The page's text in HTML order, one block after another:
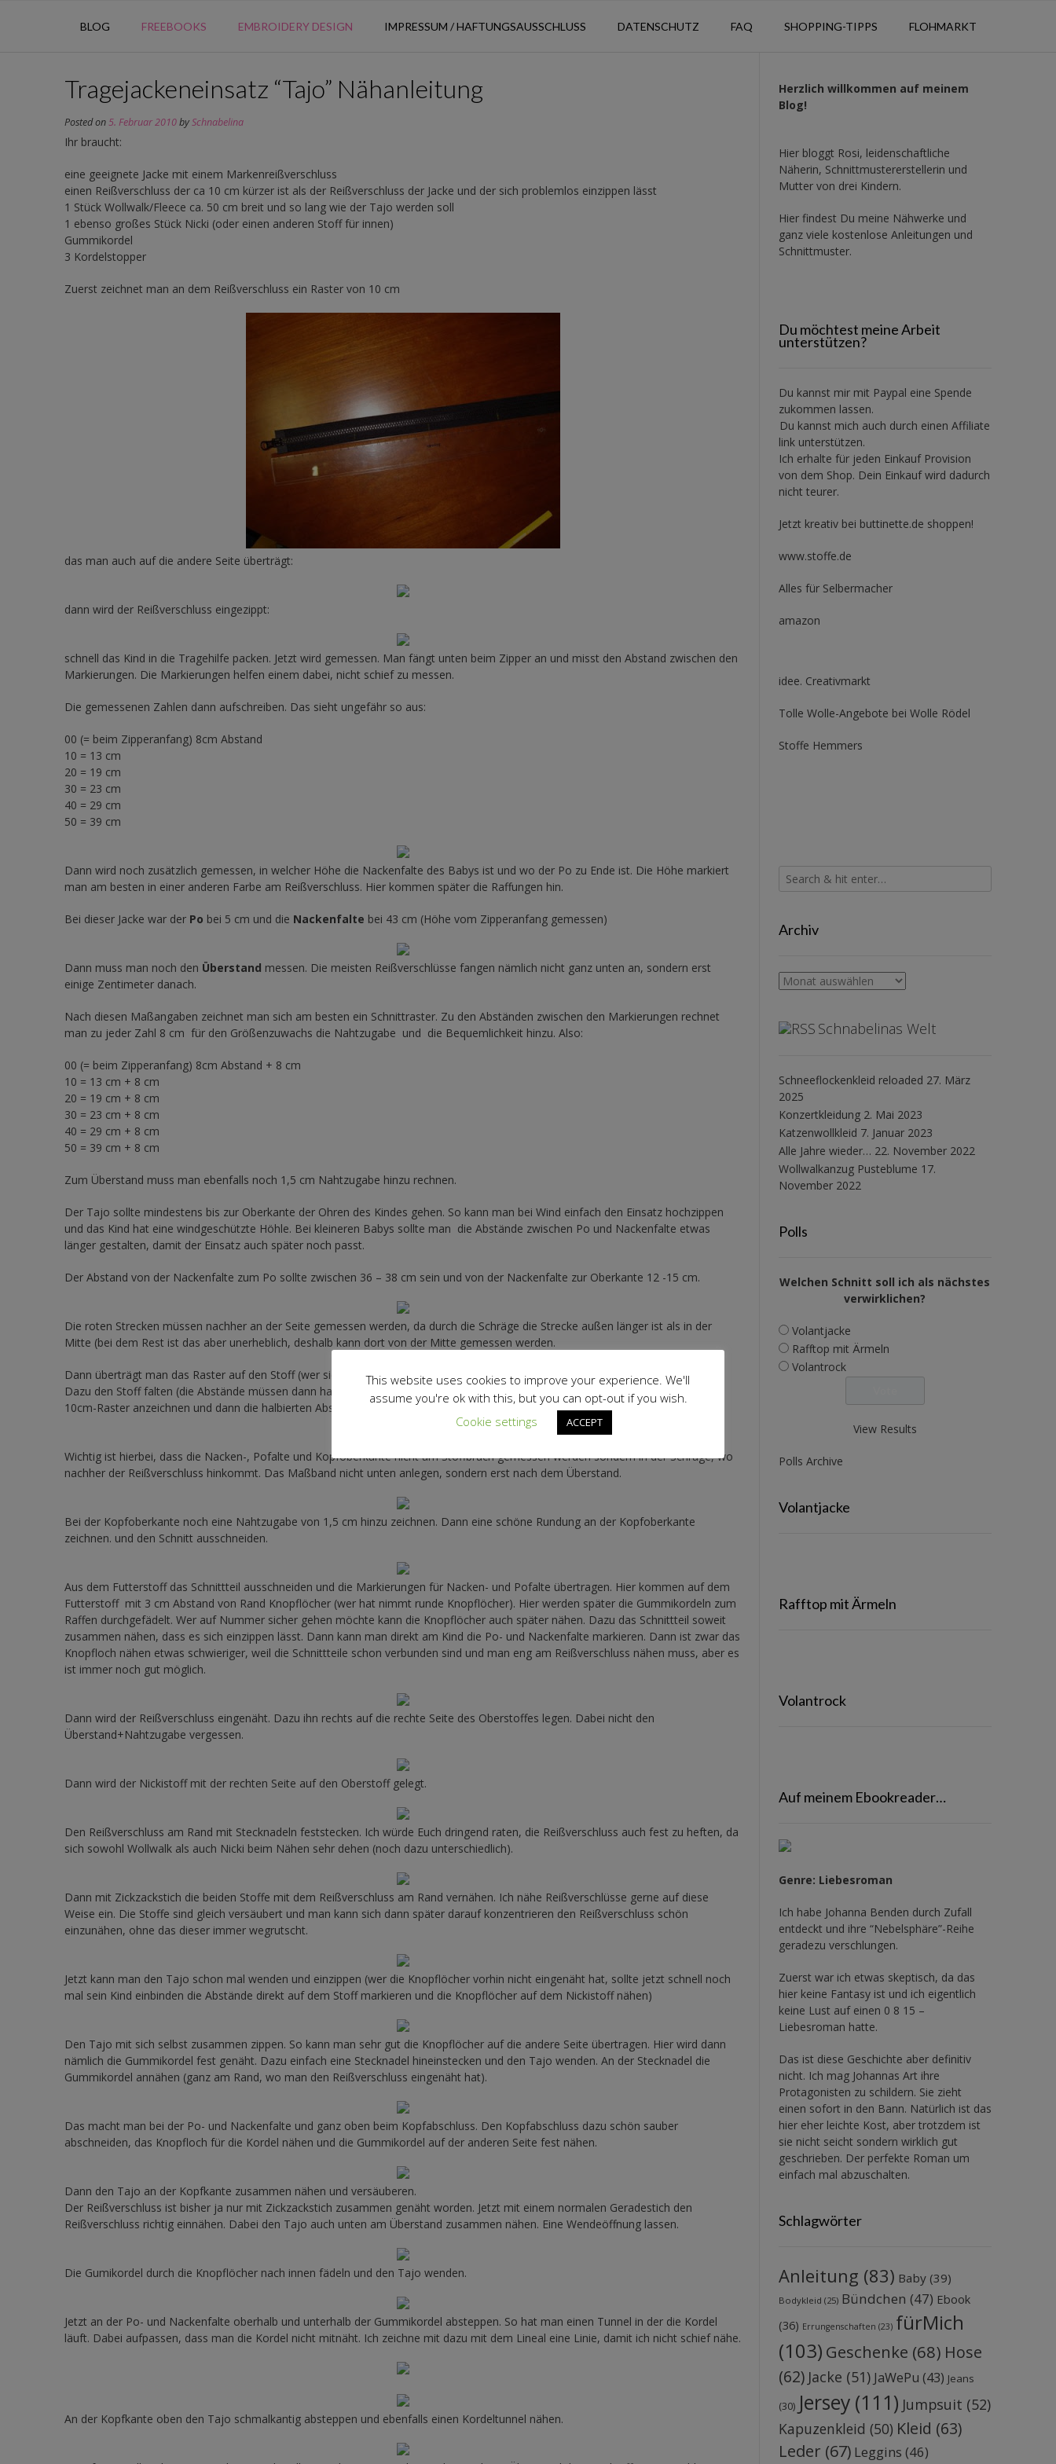
BLOG FREEBOOKS EMBROIDERY DESIGN IMPRESSUM / HAFTUNGSAUSSCHLUSS DATENSCHUTZ FAQ SHOPPING-TIPPS FLOHMARKT
Tragejackeneinsatz “Tajo” Nähanleitung
Posted on5. Februar 2010bySchnabelina
Ihr braucht:
eine geeignete Jacke mit einem Markenreißverschluss
einen Reißverschluss der ca 10 cm kürzer ist als der Reißverschluss der Jacke und der sich problemlos einzippen lässt
1 Stück Wollwalk/Fleece ca. 50 cm breit und so lang wie der Tajo werden soll
1 ebenso großes Stück Nicki (oder einen anderen Stoff für innen)
Gummikordel
3 Kordelstopper
Zuerst zeichnet man an dem Reißverschluss ein Raster von 10 cm
das man auch auf die andere Seite überträgt:
dann wird der Reißverschluss eingezippt:
schnell das Kind in die Tragehilfe packen. Jetzt wird gemessen. Man fängt unten beim Zipper an und misst den Abstand zwischen den
Markierungen. Die Markierungen helfen einem dabei, nicht schief zu messen.
Die gemessenen Zahlen dann aufschreiben. Das sieht ungefähr so aus:
00 (= beim Zipperanfang) 8cm Abstand
10 = 13 cm
20 = 19 cm
30 = 23 cm
40 = 29 cm
50 = 39 cm
Dann wird noch zusätzlich gemessen, in welcher Höhe die Nackenfalte des Babys ist und wo der Po zu Ende ist. Die Höhe markiert
man am besten in einer anderen Farbe am Reißverschluss. Hier kommen später die Raffungen hin.
Bei dieser Jacke war der Po bei 5 cm und die Nackenfalte bei 43 cm (Höhe vom Zipperanfang gemessen)
Dann muss man noch den Überstand messen. Die meisten Reißverschlüsse fangen nämlich nicht ganz unten an, sondern erst
einige Zentimeter danach.
Nach diesen Maßangaben zeichnet man sich am besten ein Schnittraster. Zu den Abständen zwischen den Markierungen rechnet
man zu jeder Zahl 8 cm für den Größenzuwachs die Nahtzugabe und die Bequemlichkeit hinzu. Also:
00 (= beim Zipperanfang) 8cm Abstand + 8 cm
10 = 13 cm + 8 cm
20 = 19 cm + 8 cm
30 = 23 cm + 8 cm
40 = 29 cm + 8 cm
50 = 39 cm + 8 cm
Zum Überstand muss man ebenfalls noch 1,5 cm Nahtzugabe hinzu rechnen.
Der Tajo sollte mindestens bis zur Oberkante der Ohren des Kindes gehen. So kann man bei Wind einfach den Einsatz hochzippen
und das Kind hat eine windgeschützte Höhle. Bei kleineren Babys sollte man die Abstände zwischen Po und Nackenfalte etwas
länger gestalten, damit der Einsatz auch später noch passt.
Der Abstand von der Nackenfalte zum Po sollte zwischen 36 – 38 cm sein und von der Nackenfalte zur Oberkante 12 -15 cm.
Die roten Strecken müssen nachher an der Seite gemessen werden, da durch die Schräge die Strecke außen länger ist als in der
Mitte (bei dem Rest ist das aber unerheblich, deshalb kann dort von der Mitte gemessen werden.
Dann überträgt man das Raster auf den Stoff (wer sich unsicher fühlt, kann auch ein richtigen Schnitt herstellen)
Dazu den Stoff falten (die Abstände müssen dann halbiert werden!!!), unten mit dem Überstand+Natzugabe anfangen, dann das
10cm-Raster anzeichnen und dann die halbierten Abstände eintragen.
Wichtig ist hierbei, dass die Nacken-, Pofalte und Kopfoberkante nicht am Stoffbruch gemessen werden sondern in der Schräge, wo
nachher der Reißverschluss hinkommt. Das Maßband nicht unten anlegen, sondern erst nach dem Überstand.
Bei der Kopfoberkante noch eine Nahtzugabe von 1,5 cm hinzu zeichnen. Dann eine schöne Rundung an der Kopfoberkante
zeichnen. und den Schnitt ausschneiden.
Aus dem Futterstoff das Schnittteil ausschneiden und die Markierungen für Nacken- und Pofalte übertragen. Hier kommen auf dem
Futterstoff mit 3 cm Abstand von Rand Knopflöcher (wer hat nimmt runde Knopflöcher). Hier werden später die Gummikordeln zum
Raffen durchgefädelt. Wer auf Nummer sicher gehen möchte kann die Knopflöcher auch später nähen. Dazu das Schnittteil soweit
zusammen nähen, dass es sich einzippen lässt. Dann kann man direkt am Kind die Po- und Nackenfalte markieren. Dann ist zwar das
Knopfloch nähen etwas schwieriger, weil die Schnittteile schon verbunden sind und man eng am Reißverschluss nähen muss, aber es
ist immer noch gut möglich.
Dann wird der Reißverschluss eingenäht. Dazu ihn rechts auf die rechte Seite des Oberstoffes legen. Dabei nicht den
Überstand+Nahtzugabe vergessen.
Dann wird der Nickistoff mit der rechten Seite auf den Oberstoff gelegt.
Den Reißverschluss am Rand mit Stecknadeln feststecken. Ich würde Euch dringend raten, die Reißverschluss auch fest zu heften, da
sich sowohl Wollwalk als auch Nicki beim Nähen sehr dehen (noch dazu unterschiedlich).
Dann mit Zickzackstich die beiden Stoffe mit dem Reißverschluss am Rand vernähen. Ich nähe Reißverschlüsse gerne auf diese
Weise ein. Die Stoffe sind gleich versäubert und man kann sich dann später darauf konzentrieren den Reißverschluss schön
einzunähen, ohne das dieser immer wegrutscht.
Jetzt kann man den Tajo schon mal wenden und einzippen (wer die Knopflöcher vorhin nicht eingenäht hat, sollte jetzt schnell noch
mal sein Kind einbinden die Abstände direkt auf dem Stoff markieren und die Knopflöcher auf dem Nickistoff nähen)
Den Tajo mit sich selbst zusammen zippen. So kann man sehr gut die Knopflöcher auf die andere Seite übertragen. Hier wird dann
nämlich die Gummikordel fest genäht. Dazu einfach eine Stecknadel hineinstecken und den Tajo wenden. An der Stecknadel die
Gummikordel annähen (ganz am Rand, wo man den Reißverschluss eingenäht hat).
Das macht man bei der Po- und Nackenfalte und ganz oben beim Kopfabschluss. Den Kopfabschluss dazu schön sauber
abschneiden, das Knopfloch für die Kordel nähen und die Gummikordel auf der anderen Seite fest nähen.
Dann den Tajo an der Kopfkante zusammen nähen und versäuberen.
Der Reißverschluss ist bisher ja nur mit Zickzackstich zusammen genäht worden. Jetzt mit einem normalen Geradestich den
Reißverschluss richtig einnähen. Dabei den Tajo auch unten am Überstand zusammen nähen. Eine Wendeöffnung lassen.
Die Gumikordel durch die Knopflöcher nach innen fädeln und den Tajo wenden.
Jetzt an der Po- und Nackenfalte oberhalb und unterhalb der Gummikordel absteppen. So hat man einen Tunnel in der die Kordel
läuft. Dabei aufpassen, dass man die Kordel nicht mitnäht. Ich zeichne mit dazu mit dem Lineal eine Linie, damit ich nicht schief nähe.
An der Kopfkante oben den Tajo schmalkantig absteppen und ebenfalls einen Kordeltunnel nähen.
Herzlich willkommen auf meinem
Blog!
Hier bloggt Rosi, leidenschaftliche
Näherin, Schnittmustererstellerin und
Mutter von drei Kindern.
Hier findest Du meine Nähwerke und
ganz viele kostenlose Anleitungen und
Schnittmuster.
Du möchtest meine Arbeit
unterstützen?
Du kannst mir mit Paypal eine Spende
zukommen lassen.
Du kannst mich auch durch einen Affiliate
link unterstützen.
Ich erhalte für jeden Einkauf Provision
von dem Shop. Dein Einkauf wird dadurch
nicht teurer.
Jetzt kreativ bei buttinette.de shoppen!
www.stoffe.de
Alles für Selbermacher
amazon
idee. Creativmarkt
Tolle Wolle-Angebote bei Wolle Rödel
Stoffe Hemmers
Archiv
Archiv
Schnabelinas Welt
Schneeflockenkleid reloaded 27. März
2025
Konzertkleidung 2. Mai 2023
Katzenwollkleid 7. Januar 2023
Alle Jahre wieder… 22. November 2022
Wollwalkanzug Pusteblume 17.
November 2022
Polls
Welchen Schnitt soll ich als nächstes
verwirklichen?
Volantjacke
Rafftop mit Ärmeln
Volantrock
View Results
Polls Archive
Volantjacke
Rafftop mit Ärmeln
Volantrock
Auf meinem Ebookreader…
Genre: Liebesroman
Ich habe Johanna Benden durch Zufall
entdeckt und ihre “Nebelsphäre”-Reihe
geradezu verschlungen.
Zuerst war ich etwas skeptisch, da das
hier keine Fantasy ist und ich eigentlich
keine Lust auf einen 0 8 15 –
Liebesroman hatte.
Das ist diese Geschichte aber definitiv
nicht. Ich mag Johannas Art ihre
Protagonisten zu schildern. Sie zieht
einen sofort in den Bann. Natürlich ist das
hier eher leichte Kost, aber trotzdem ist
sie nicht seicht sondern wirklich gut
geschrieben. Der perfekte Roman um
einfach mal abzuschalten.
Schlagwörter
Anleitung (83) Baby(39)
Bodykleid (25) Bündchen (47) Ebook
(36) Errungenschaften (23) fürMich
(103) Geschenke (68) Hose
(62) Jacke (51) JaWePu (43) Jeans
(30) Jersey(111) Jumpsuit (52)
Kapuzenkleid (50) Kleid (63)
Leder (67) Leggins (46)
This website uses cookies to improve your experience. We'll
assume you're ok with this, but you can opt-out if you wish.
Cookie settings
ACCEPT